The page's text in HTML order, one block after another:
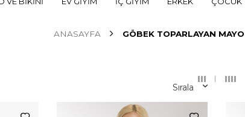
ANASAYFA GÖBEK TOPARLAYAN MAYO
Sırala